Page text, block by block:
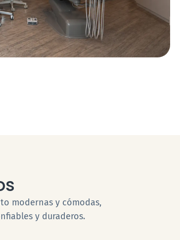
modernas y cómodas,
y duraderos.